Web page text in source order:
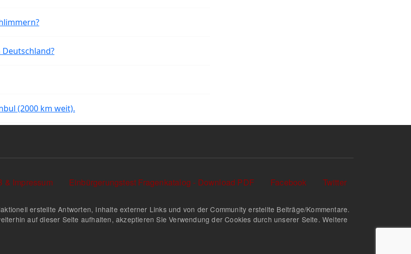
(2000 km weit).
& Impressum Einbürgerungstest Fragenkatalog - Download PDF Facebook Twitter
erstellte Antworten, Inhalte externer Links und von der Community erstellte Beiträge/Kommentare.
auf dieser Seite aufhalten, akzeptieren Sie Verwendung der Cookies durch unserer Seite. Weitere